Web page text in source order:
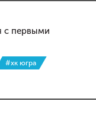
с первыми
#хк югра